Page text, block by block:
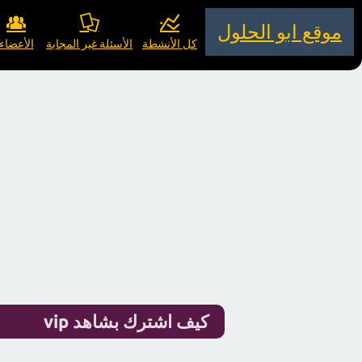
موقع ابو الحلول
كل الأنشطة الأسئلة غير المجابة الأعضاء
كيف اشترك بشاهد vip